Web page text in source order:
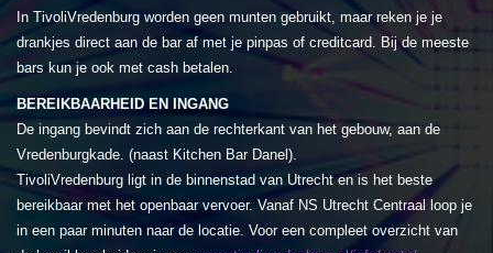
In TivoliVredenburg worden geen munten gebruikt, maar reken je je
drankjes direct aan de bar af met je pinpas of creditcard. Bij de meeste
bars kun je ook met cash betalen.
BEREIKBAARHEID EN INGANG
De ingang bevindt zich aan de rechterkant van het gebouw, aan de
Vredenburgkade. (naast Kitchen Bar Danel).
TivoliVredenburg ligt in de binnenstad van Utrecht en is het beste
bereikbaar met het openbaar vervoer. Vanaf NS Utrecht Centraal loop je
in een paar minuten naar de locatie. Voor een compleet overzicht van